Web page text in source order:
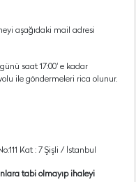
aşağıdaki mail adresi
saat 17:00' e kadar
ile göndermeleri rica olunur.
Kat : 7 Şişli / İstanbul
tabi olmayıp ihaleyi